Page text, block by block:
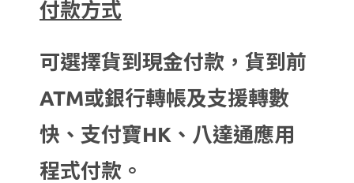
付款方式
可選擇貨到現金付款，貨到前
ATM或銀行轉帳及支援轉數
快、支付寶HK、八達通應用
程式付款。